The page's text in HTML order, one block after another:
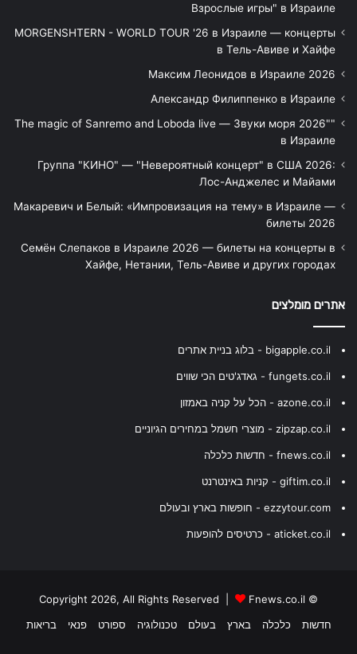
Взрослые игры" в Израиле
MORGENSHTERN - WORLD TOUR '26 в Израиле — концерты
в Тель-Авиве и Хайфе
Максим Леонидов в Израиле 2026
Александр Филиппенко в Израиле
"The magic of Sanremo and Loboda live — Звуки моря 2026"
в Израиле
Группа "КИНО" — "Невероятный концерт" в США 2026:
Лос-Анджелес и Майами
Макаревич и Белый: «Импровизация на тему» в Израиле —
билеты 2026
Семён Слепаков в Израиле 2026 — билеты на концерты в
Хайфе, Нетании, Тель-Авиве и других городах
אתרים מומלצים
bigapple.co.il - בלוג בניית אתרים
fungets.co.il - גאדג'טים הכי שווים
azone.co.il - הכל על קניה באמזון
zipzap.co.il - מוצרי חשמל במחירים הגיוניים
fnews.co.il - חדשות כלכלה
giftim.co.il - קניות באינטרנט
ezzytour.com - חופשות בארץ ובעולם
aticket.co.il - כרטיסים להופעות
© Copyright 2026, All Rights Reserved |
Fnews.co.il
חדשות
כלכלה בארץ בעולם טכנולוגיה ספורט פנאי בריאות